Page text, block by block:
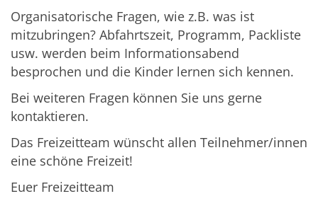
Organisatorische Fragen, wie z.B. was ist
mitzubringen? Abfahrtszeit, Programm, Packliste
usw. werden beim Informationsabend
besprochen und die Kinder lernen sich kennen.
Bei weiteren Fragen können Sie uns gerne
kontaktieren.
Das Freizeitteam wünscht allen Teilnehmer/innen
eine schöne Freizeit!
Euer Freizeitteam